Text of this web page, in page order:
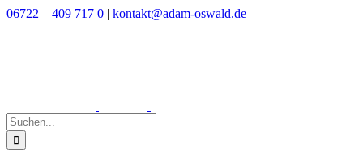
Zum
06722 – 409 717 0 | kontakt@adam-oswald.de
Suche
nach: